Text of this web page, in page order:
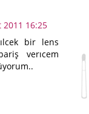
16:25
bir lens
verıcem